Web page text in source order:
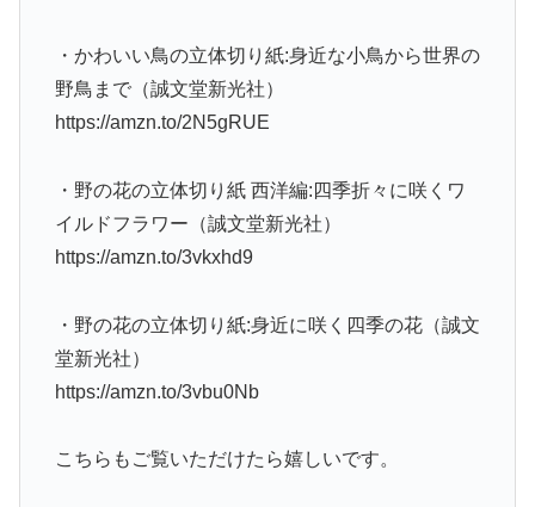
・かわいい鳥の立体切り紙:身近な小鳥から世界の
野鳥まで（誠文堂新光社）
https://amzn.to/2N5gRUE
・野の花の立体切り紙 西洋編:四季折々に咲くワ
イルドフラワー（誠文堂新光社）
https://amzn.to/3vkxhd9
・野の花の立体切り紙:身近に咲く四季の花（誠文
堂新光社）
https://amzn.to/3vbu0Nb
こちらもご覧いただけたら嬉しいです。